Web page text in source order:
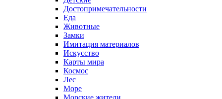
Достопримечательности
Еда
Животные
Замки
Имитация материалов
Искусство
Карты мира
Космос
Лес
Море
Морские жители